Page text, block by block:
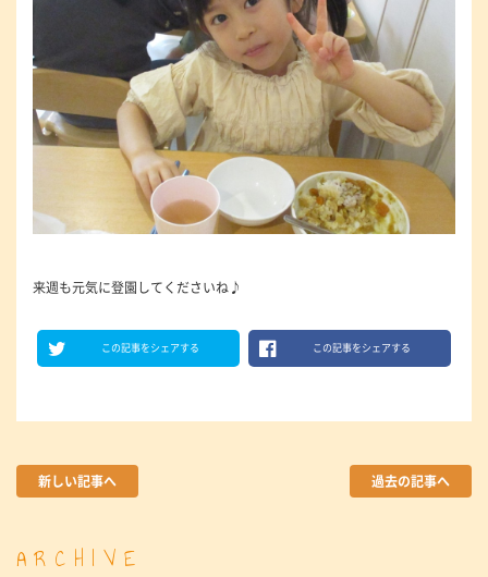
来週も元気に登園してくださいね♪
この記事をシェアする この記事をシェアする
新しい記事へ 過去の記事へ
ARCHIVE